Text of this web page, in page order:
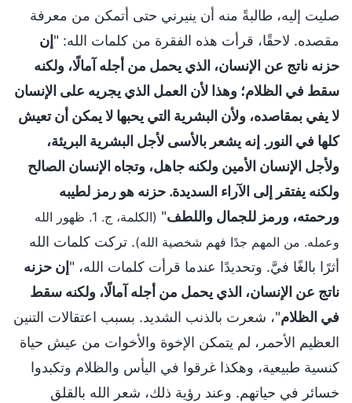
صليت إليه، طالبةً منه أن ينيرني حتى أتمكن من معرفة
مقصده. لاحقًا، قرأت هذه الفقرة من كلمات الله: "إن
حزنه ناتج عن الإنسان، الذي يحمل من أجله آمالًا، ولكنه
سقط في الظلام؛ وهذا لأن العمل الذي يجريه على الإنسان
لا يفي بمقاصده، ولأن البشرية التي يحبها لا يمكن أن تعيش
كلها في النور. إنه يشعر بالأسى لأجل البشرية البريئة،
ولأجل الإنسان الأمين ولكنه جاهل، وتجاه الإنسان الصالح
ولكنه يفتقر إلى الآراء السديدة. حزنه هو رمز لطيبه
ورحمته، ورمز للجمال واللطف"
(الكلمة، ج. 1. ظهور الله
وعمله. من المهم جدًا فهم شخصية الله). تركت كلمات الله
أثرًا بالغًا فيَّ. وتحديدًا عندما قرأت كلمات الله، "إن حزنه
ناتج عن الإنسان، الذي يحمل من أجله آمالًا، ولكنه سقط
في الظلام"، شعرت بالذنب الشديد. بسبب اعتقالات التنين
العظيم الأحمر، لم يتمكن الإخوة والأخوات من عيش حياة
كنسية طبيعية، وهكذا غرقوا في اليأس والظلام وتكبدوا
خسائر في حياتهم. وعند رؤية ذلك، شعر الله بالقلق